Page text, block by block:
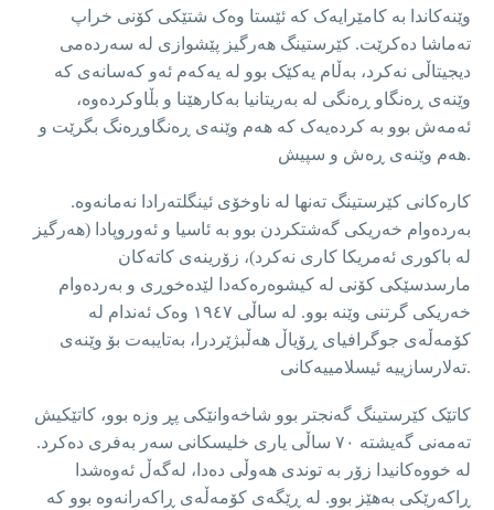
وێنەکاندا بە کامێرایەک کە ئێستا وەک شتێکی کۆنی خراپ
تەماشا دەکرێت. کێرستینگ هەرگیز پێشوازی لە سەردەمی
دیجیتاڵی نەکرد، بەڵام یەکێک بوو لە یەکەم ئەو کەسانەی کە
وێنەی ڕەنگاو ڕەنگی لە بەریتانیا بەکارهێنا و بڵاوکردەوە،
ئەمەش بوو بە کردەیەک کە هەم وێنەی ڕەنگاوڕەنگ بگرێت و
هەم وێنەی ڕەش و سپیش.
کارەکانی کێرستینگ تەنها لە ناوخۆی ئینگلتەرادا نەمانەوە.
بەردەوام خەریکی گەشتکردن بوو بە ئاسیا و ئەوروپادا (هەرگیز
لە باکوری ئەمریکا کاری نەکرد)، زۆرینەی کاتەکان
مارسدسێکی کۆنی لە کیشوەرەکەدا لێدەخوڕی و بەردەوام
خەریکی گرتنی وێنە بوو. لە ساڵی ١٩٤٧ وەک ئەندام لە
کۆمەڵەی جوگرافیای ڕۆیاڵ هەڵبژێردرا، بەتایبەت بۆ وێنەی
تەلارسازییە ئیسلامییەکانی.
کاتێک کێرستینگ گەنجتر بوو شاخەوانێکی پڕ وزە بوو، کاتێکیش
تەمەنی گەیشتە ٧٠ ساڵی یاری خلیسکانی سەر بەفری دەکرد.
لە خووەکانیدا زۆر بە توندی هەوڵی دەدا، لەگەڵ ئەوەشدا
ڕاکەرێکی بەهێز بوو. لە ڕێگەی کۆمەڵەی ڕاکەرانەوە بوو کە